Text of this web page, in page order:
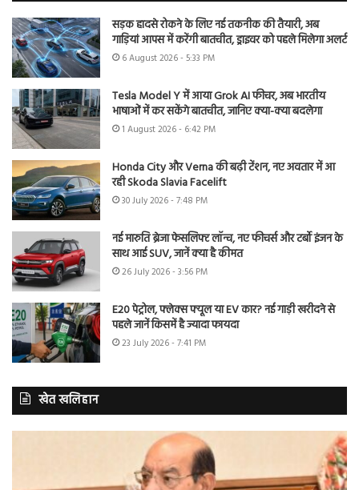
सड़क हादसे रोकने के लिए नई तकनीक की तैयारी, अब
गाड़ियां आपस में करेंगी बातचीत, ड्राइवर को पहले मिलेगा अलर्ट
6 August 2026 - 5:33 PM
Tesla Model Y में आया Grok AI फीचर, अब भारतीय
भाषाओं में कर सकेंगे बातचीत, जानिए क्या-क्या बदलेगा
1 August 2026 - 6:42 PM
Honda City और Verna की बढ़ी टेंशन, नए अवतार में आ
रही Skoda Slavia Facelift
30 July 2026 - 7:48 PM
नई मारुति ब्रेजा फेसलिफ्ट लॉन्च, नए फीचर्स और टर्बो इंजन के
साथ आई SUV, जानें क्या है कीमत
26 July 2026 - 3:56 PM
E20 पेट्रोल, फ्लेक्स फ्यूल या EV कार? नई गाड़ी खरीदने से
पहले जानें किसमें है ज्यादा फायदा
23 July 2026 - 7:41 PM
खेत खलिहान